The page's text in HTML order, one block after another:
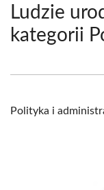
Ludzie
kategorii
Polityka i